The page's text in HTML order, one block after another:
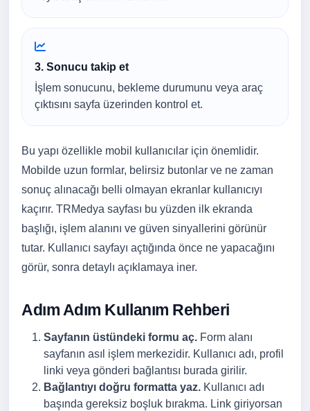
3. Sonucu takip et
İşlem sonucunu, bekleme durumunu veya araç
çıktısını sayfa üzerinden kontrol et.
Bu yapı özellikle mobil kullanıcılar için önemlidir.
Mobilde uzun formlar, belirsiz butonlar ve ne zaman
sonuç alınacağı belli olmayan ekranlar kullanıcıyı
kaçırır. TRMedya sayfası bu yüzden ilk ekranda
başlığı, işlem alanını ve güven sinyallerini görünür
tutar. Kullanıcı sayfayı açtığında önce ne yapacağını
görür, sonra detaylı açıklamaya iner.
Adım Adım Kullanım Rehberi
Sayfanın üstündeki formu aç. Form alanı
sayfanın asıl işlem merkezidir. Kullanıcı adı, profil
linki veya gönderi bağlantısı burada girilir.
Bağlantıyı doğru formatta yaz. Kullanıcı adı
başında gereksiz boşluk bırakma. Link giriyorsan